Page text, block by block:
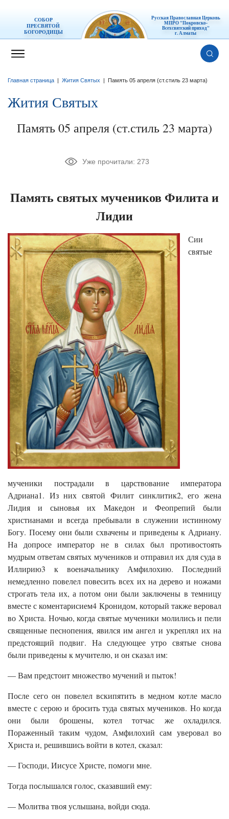
СОБОР
ПРЕСВЯТОЙ
БОГОРОДИЦЫ
Русская Православная Церковь
МПРО "Покровско-
Всехсвятский приход"
г. Алматы
Главная страница Жития Святых Память 05 апреля (ст.стиль 23 марта)
Жития Святых
Память 05 апреля (ст.стиль 23 марта)
Уже прочитали: 273
Память святых мучеников Филита и
Лидии
Сии
святые
мученики пострадали в царствование императора
Адриана1. Из них святой Филит синклитик2, его жена
Лидия и сыновья их Македон и Феопрепий были
христианами и всегда пребывали в служении истинному
Богу. Посему они были схвачены и приведены к Адриану.
На допросе император не в силах был противостоять
мудрым ответам святых мучеников и отправил их для суда в
Иллирию3 к военачальнику Амфилохию. Последний
немедленно повелел повесить всех их на дерево и ножами
строгать тела их, а потом они были заключены в темницу
вместе с коментарисием4 Кронидом, который также веровал
во Христа. Ночью, когда святые мученики молились и пели
священные песнопения, явился им ангел и укреплял их на
предстоящий подвиг. На следующее утро святые снова
были приведены к мучителю, и он сказал им:
— Вам предстоит множество мучений и пыток!
После сего он повелел вскипятить в медном котле масло
вместе с серою и бросить туда святых мучеников. Но когда
они были брошены, котел тотчас же охладился.
Пораженный таким чудом, Амфилохий сам уверовал во
Христа и, решившись войти в котел, сказал:
— Господи, Иисусе Христе, помоги мне.
Тогда послышался голос, сказавший ему:
— Молитва твоя услышана, войди сюда.